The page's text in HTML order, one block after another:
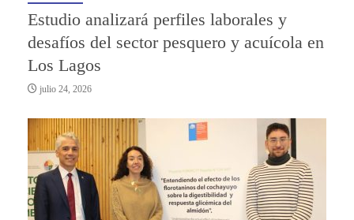
Estudio analizará perfiles laborales y
desafíos del sector pesquero y acuícola en
Los Lagos
julio 24, 2026